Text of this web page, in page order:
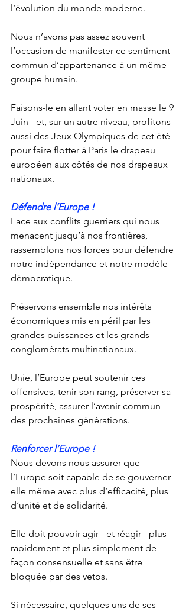
l’évolution du monde moderne.
Nous n’avons pas assez souvent
l’occasion de manifester ce sentiment
commun d’appartenance à un même
groupe humain.
Faisons-le en allant voter en masse le 9
Juin - et, sur un autre niveau, profitons
aussi des Jeux Olympiques de cet été
pour faire flotter à Paris le drapeau
européen aux côtés de nos drapeaux
nationaux.
Défendre l’Europe !
Face aux conflits guerriers qui nous
menacent jusqu’à nos frontières,
rassemblons nos forces pour défendre
notre indépendance et notre modèle
démocratique.
Préservons ensemble nos intérêts
économiques mis en péril par les
grandes puissances et les grands
conglomérats multinationaux.
Unie, l’Europe peut soutenir ces
offensives, tenir son rang, préserver sa
prospérité, assurer l’avenir commun
des prochaines générations.
Renforcer l’Europe !
Nous devons nous assurer que
l’Europe soit capable de se gouverner
elle même avec plus d’efficacité, plus
d‘unité et de solidarité.
Elle doit pouvoir agir - et réagir - plus
rapidement et plus simplement de
façon consensuelle et sans être
bloquée par des vetos.
Si nécessaire, quelques uns de ses